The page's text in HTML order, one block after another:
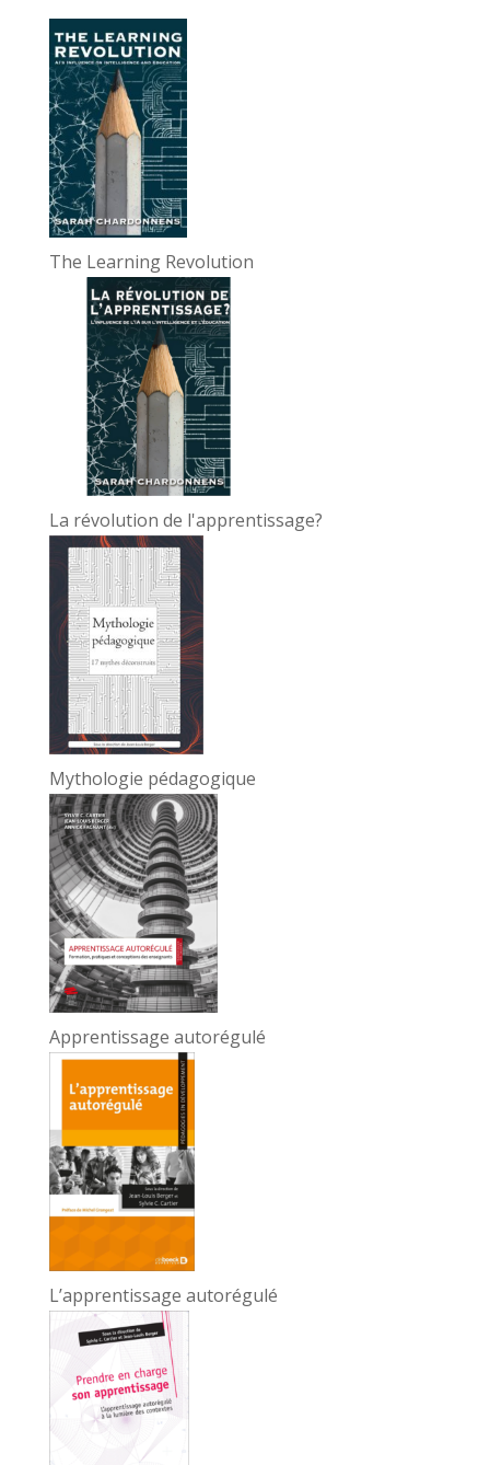
The Learning Revolution
La révolution de l'apprentissage?
Mythologie pédagogique
Apprentissage autorégulé
L’apprentissage autorégulé